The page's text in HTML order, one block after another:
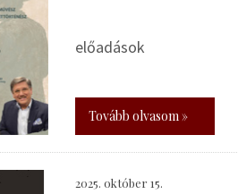
előadások
Tovább olvasom »
2025. október 15.